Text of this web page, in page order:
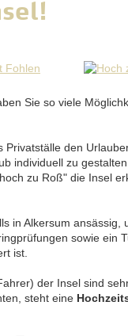
Sie so viele
Privatställe den
individuell zu
zu Roß" die Insel
in Alkersum ansässig,
sowie ein
ist.
der Insel sind
steht eine